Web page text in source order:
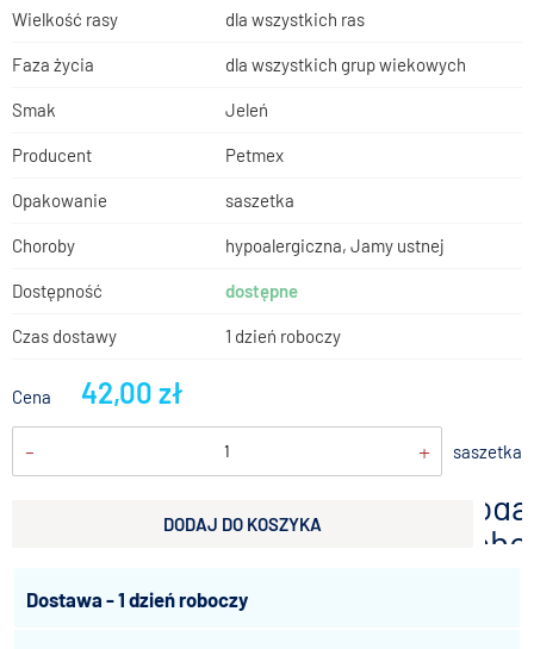
Wielkość rasy dla wszystkich ras
Faza życia dla wszystkich grup wiekowych
Smak Jeleń
Producent Petmex
Opakowanie saszetka
Choroby hypoalergiczna, Jamy ustnej
Dostępność dostępne
Czas dostawy 1 dzień roboczy
Cena 42,00 zł
- + saszetka
DODAJ DO KOSZYKA
Dostawa - 1 dzień roboczy